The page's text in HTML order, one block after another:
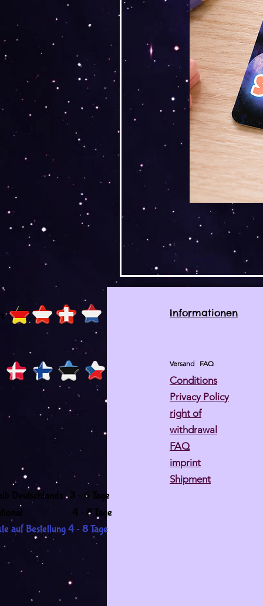
Deutschlands 3 - 6 Tage
4 - 8 Tage
Informationen
Versand FAQ
Conditions
Privacy Policy
right of
withdrawal
FAQ
imprint
Shipment
auf Bestellung 4 - 8 Tage